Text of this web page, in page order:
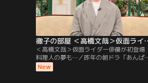
徹子の部屋 ＜高橋文哉＞仮面
＜高橋文哉＞仮面ライダー俳優が初登場！
料理人の夢も…／昨年の朝ドラ「あんぱ
ん」に出演し話題になった若手実力派俳優
の高橋文哉さんが初登場。2019年「仮面
New